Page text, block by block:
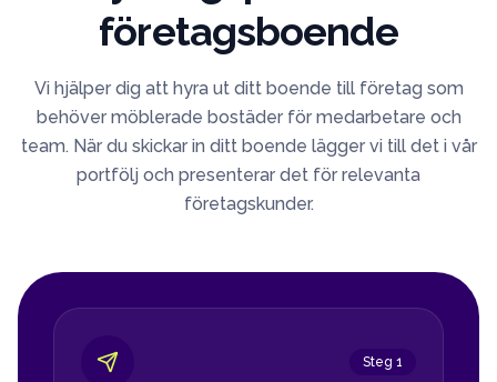
företagsboende
Vi hjälper dig att hyra ut ditt boende till företag som
behöver möblerade bostäder för medarbetare och
team. När du skickar in ditt boende lägger vi till det i vår
portfölj och presenterar det för relevanta
företagskunder.
Steg 1